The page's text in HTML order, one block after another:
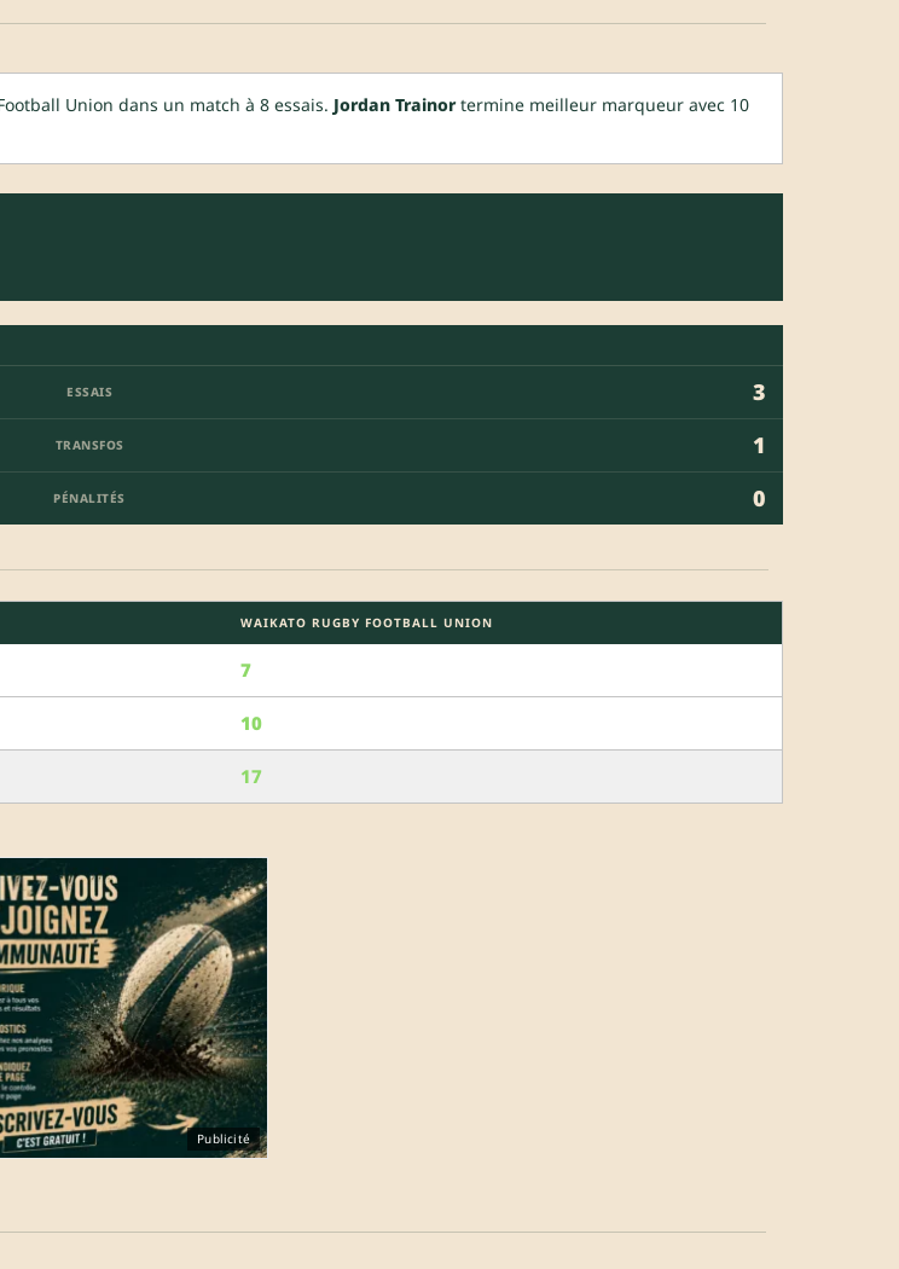
Union dans un match à 8 essais. Jordan Trainortermine meilleur marqueur avec 10
ESSAIS
3
TRANSFOS
1
PÉNALITÉS 0
WAIKATO RUGBY FOOTBALL UNION
7
10
17
Publicité